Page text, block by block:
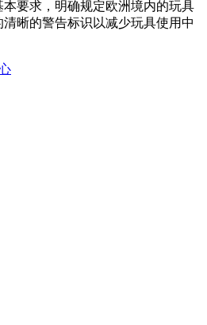
要求，明确规定欧洲境内的玩具
晰的警告标识以减少玩具使用中